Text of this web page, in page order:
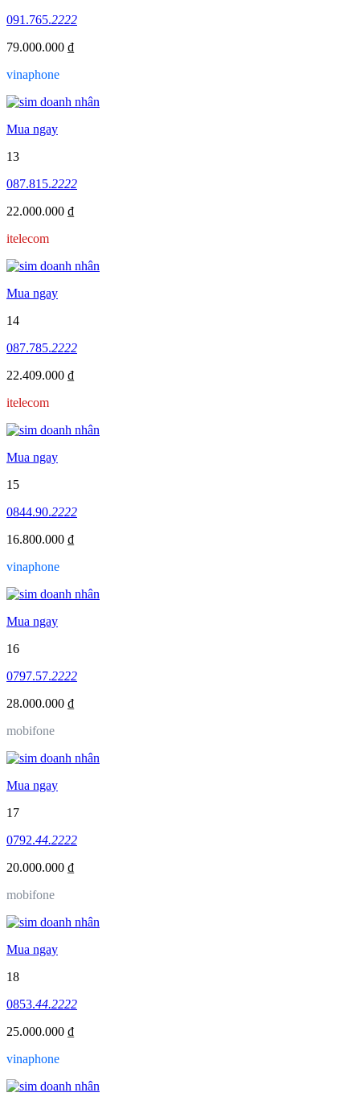
091.765.2222
79.000.000 ₫
vinaphone
Mua ngay
13
087.815.2222
22.000.000 ₫
itelecom
Mua ngay
14
087.785.2222
22.409.000 ₫
itelecom
Mua ngay
15
0844.90.2222
16.800.000 ₫
vinaphone
Mua ngay
16
0797.57.2222
28.000.000 ₫
mobifone
Mua ngay
17
0792.44.2222
20.000.000 ₫
mobifone
Mua ngay
18
0853.44.2222
25.000.000 ₫
vinaphone